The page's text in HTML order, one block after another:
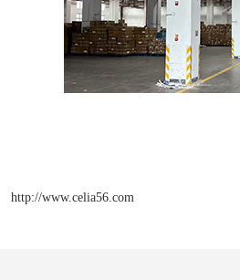
http://www.celia56.com